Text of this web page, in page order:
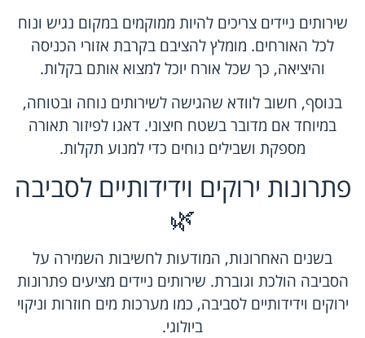
שירותים ניידים צריכים להיות ממוקמים במקום נגיש ונוח
לכל האורחים. מומלץ להציבם בקרבת אזורי הכניסה
והיציאה, כך שכל אורח יוכל למצוא אותם בקלות.
בנוסף, חשוב לוודא שהגישה לשירותים נוחה ובטוחה,
במיוחד אם מדובר בשטח חיצוני. דאגו לפיזור תאורה
מספקת ושבילים נוחים כדי למנוע תקלות.
פתרונות ירוקים וידידותיים לסביבה
🌿
בשנים האחרונות, המודעות לחשיבות השמירה על
הסביבה הולכת וגוברת. שירותים ניידים מציעים פתרונות
ירוקים וידידותיים לסביבה, כמו מערכות מים חוזרות וניקוי
ביולוגי.